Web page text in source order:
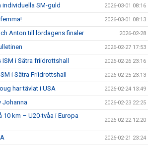
SM-guld 2026-03-01 08:16
2026-03-01 08:13
Anton till lördagens finaler 2026-02-28
2026-02-27 17:53
i Sätra friidrottshall 2026-02-26 23:16
i Sätra Friidrottshall 2026-02-25 23:13
har tävlat i USA 2026-02-24 13:49
Johanna 2026-02-23 22:25
km – U20-tvåa i Europa
2026-02-22 12:20
2026-02-21 23:24